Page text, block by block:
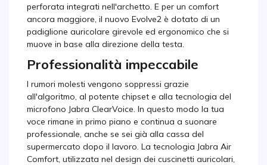
perforata integrati nell'archetto. E per un comfort
ancora maggiore, il nuovo Evolve2 è dotato di un
padiglione auricolare girevole ed ergonomico che si
muove in base alla direzione della testa.
Professionalità impeccabile
I rumori molesti vengono soppressi grazie
all'algoritmo, al potente chipset e alla tecnologia del
microfono Jabra ClearVoice. In questo modo la tua
voce rimane in primo piano e continua a suonare
professionale, anche se sei già alla cassa del
supermercato dopo il lavoro. La tecnologia Jabra Air
Comfort, utilizzata nel design dei cuscinetti auricolari,